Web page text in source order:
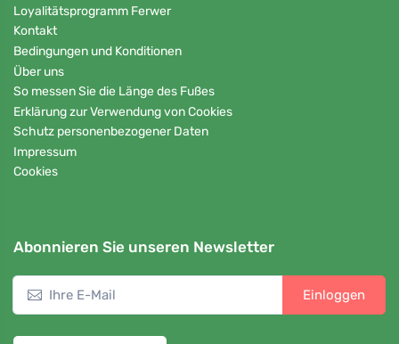
Loyalitätsprogramm Ferwer
Kontakt
Bedingungen und Konditionen
Über uns
So messen Sie die Länge des Fußes
Erklärung zur Verwendung von Cookies
Schutz personenbezogener Daten
Impressum
Cookies
Abonnieren Sie unseren Newsletter
Einloggen